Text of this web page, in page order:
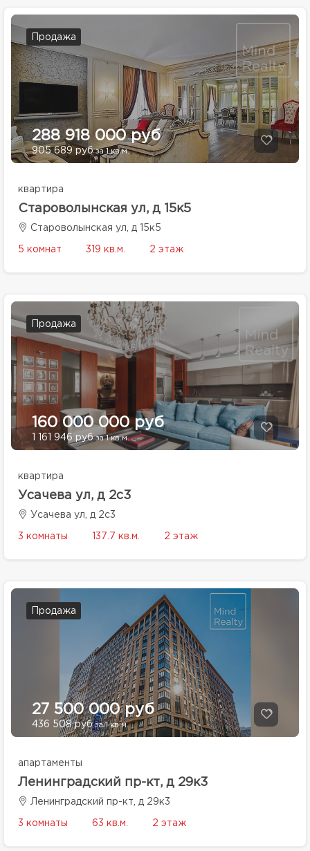
Продажа
288 918 000 руб
905 689 рубза 1 кв.м.
квартира
Староволынская ул, д 15к5
Староволынская ул, д 15к5
5 комнат 319 кв.м. 2 этаж
Продажа
160 000 000 руб
1 161 946 рубза 1 кв.м.
квартира
Усачева ул, д 2с3
Усачева ул, д 2с3
3 комнаты 137.7 кв.м. 2 этаж
Продажа
27 500 000 руб
436 508 рубза 1 кв.м.
апартаменты
Ленинградский пр-кт, д 29к3
Ленинградский пр-кт, д 29к3
3 комнаты 63 кв.м. 2 этаж